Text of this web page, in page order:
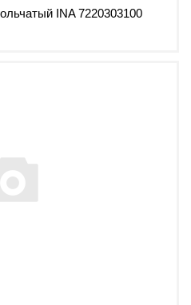
INA 7220303100